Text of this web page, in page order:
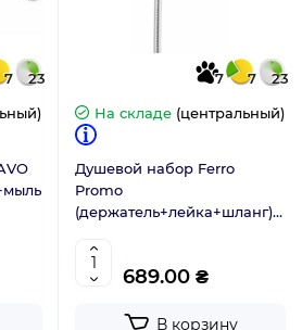
7
23
7 7
23
На складе (центральный)
Душевой набор Ferro
Promo
(держатель+лейка+шланг)
689.00 ₴
В корзину